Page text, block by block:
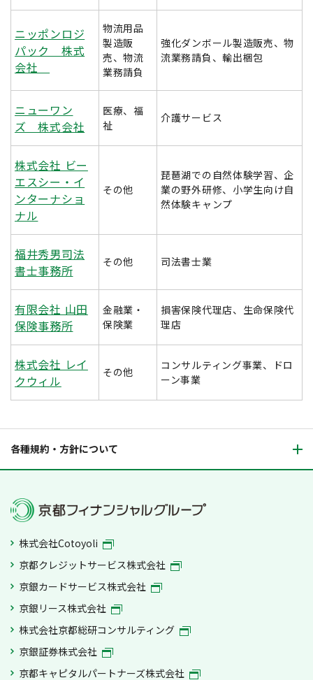
ニッポンロジ
パック 株式
会社
物流用品
製造販
売、物流
業務請負
強化ダンボール製造販売、物
流業務請負、輸出梱包
ニューワン
ズ 株式会社
医療、福
祉
介護サービス
株式会社 ビー
エスシー・イ
ンターナショ
ナル
その他
琵琶湖での自然体験学習、企
業の野外研修、小学生向け自
然体験キャンプ
福井秀男司法
書士事務所
その他 司法書士業
有限会社 山田
保険事務所
金融業・
保険業
損害保険代理店、生命保険代
理店
株式会社 レイ
クウィル
その他
コンサルティング事業、ドロ
ーン事業
各種規約・方針について
株式会社Cotoyoli
京都クレジットサービス株式会社
京銀カードサービス株式会社
京銀リース株式会社
株式会社京都総研コンサルティング
京銀証券株式会社
京都キャピタルパートナーズ株式会社